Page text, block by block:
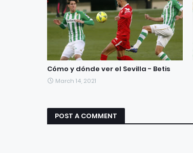
Cómo y dónde ver el Sevilla - Betis
March 14, 2021
POST A COMMENT